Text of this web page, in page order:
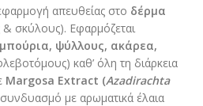
απευθείας στο δέρμα
& σκύλους). Εφαρμόζεται
ψύλλους, ακάρεα,
καθ’ όλη τη διάρκεια
Margosa Extract (Azadirachta
με αρωματικά έλαια